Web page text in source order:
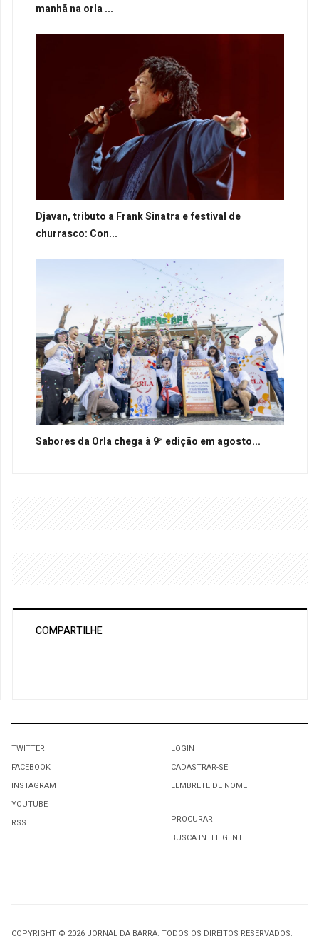
manhã na orla ...
Djavan, tributo a Frank Sinatra e festival de
churrasco: Con...
Sabores da Orla chega à 9ª edição em agosto...
COMPARTILHE
TWITTER
FACEBOOK
INSTAGRAM
YOUTUBE
RSS
LOGIN
CADASTRAR-SE
LEMBRETE DE NOME
PROCURAR
BUSCA INTELIGENTE
COPYRIGHT © 2026 JORNAL DA BARRA. TODOS OS DIREITOS RESERVADOS.